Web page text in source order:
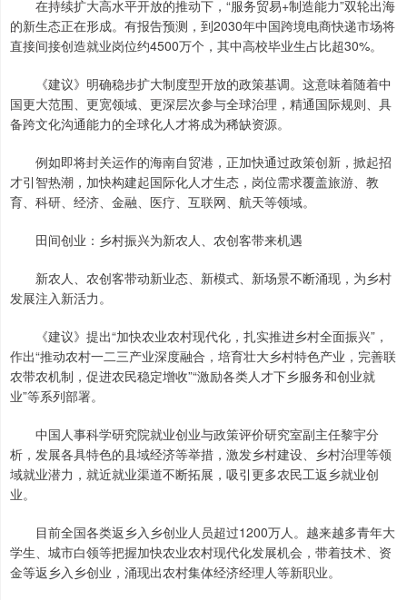
在持续扩大高水平开放的推动下，“服务贸易+制造能力”双轮出海
的新生态正在形成。有报告预测，到2030年中国跨境电商快递市场将
直接间接创造就业岗位约4500万个，其中高校毕业生占比超30%。
《建议》明确稳步扩大制度型开放的政策基调。这意味着随着中
国更大范围、更宽领域、更深层次参与全球治理，精通国际规则、具
备跨文化沟通能力的全球化人才将成为稀缺资源。
例如即将封关运作的海南自贸港，正加快通过政策创新，掀起招
才引智热潮，加快构建起国际化人才生态，岗位需求覆盖旅游、教
育、科研、经济、金融、医疗、互联网、航天等领域。
田间创业：乡村振兴为新农人、农创客带来机遇
新农人、农创客带动新业态、新模式、新场景不断涌现，为乡村
发展注入新活力。
《建议》提出“加快农业农村现代化，扎实推进乡村全面振兴”，
作出“推动农村一二三产业深度融合，培育壮大乡村特色产业，完善联
农带农机制，促进农民稳定增收”“激励各类人才下乡服务和创业就
业”等系列部署。
中国人事科学研究院就业创业与政策评价研究室副主任黎宇分
析，发展各具特色的县域经济等举措，激发乡村建设、乡村治理等领
域就业潜力，就近就业渠道不断拓展，吸引更多农民工返乡就业创
业。
目前全国各类返乡入乡创业人员超过1200万人。越来越多青年大
学生、城市白领等把握加快农业农村现代化发展机会，带着技术、资
金等返乡入乡创业，涌现出农村集体经济经理人等新职业。